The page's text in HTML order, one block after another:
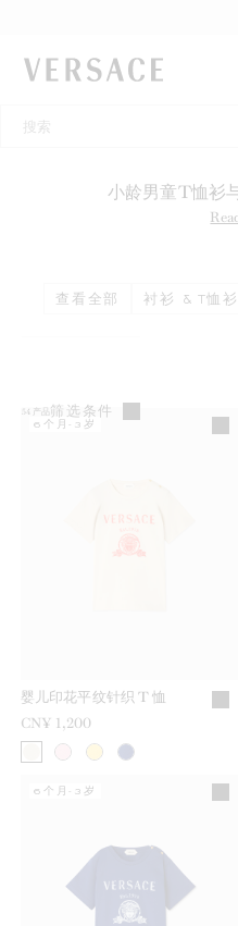
VERSACE | 主页
小龄男童T恤衫
查看全部 衬衫 & T恤衫
54 产品 筛选条件
婴儿印花平纹针织 T 恤
CN¥ 1,200
6个月-3岁
6个月-3岁